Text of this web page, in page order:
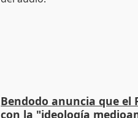
Bendodo anuncia que el
con la "ideología